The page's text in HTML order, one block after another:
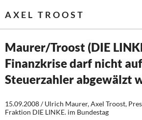
AXEL TROOST
Startseite
Memo-Gruppe
Maurer/Troost (DIE
Finanzkrise darf nicht
Steuerzahler abgewälzt
15.09.2008 / Ulrich Maurer, Axel Troost,
Fraktion DIE LINKE. im Bundestag